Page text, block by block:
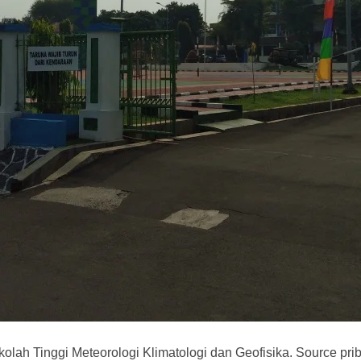
Tinggi Meteorologi Klimatologi dan Geofisika. Source